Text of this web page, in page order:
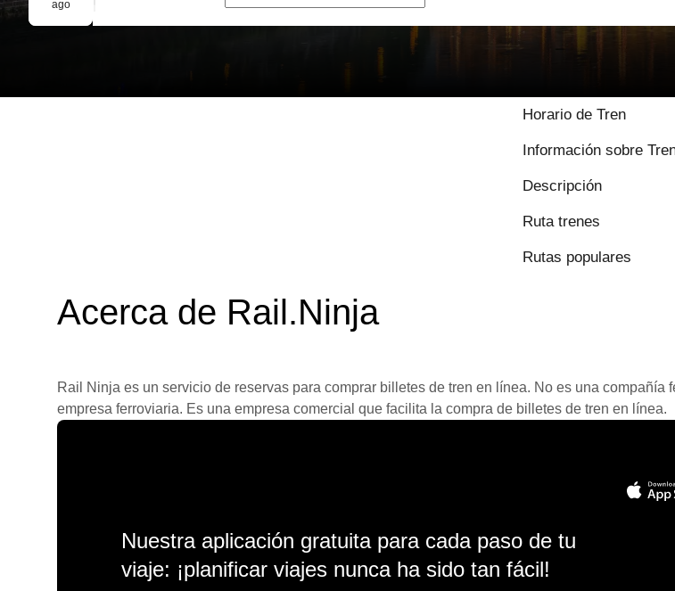
ago
Horario de Tren
Información sobre
Descripción
Ruta trenes
Rutas populares
Acerca de Rail.Ninja
Rail Ninja es un servicio de reservas para comprar billetes de tren en línea. No es una
empresa ferroviaria. Es una empresa comercial que facilita la compra de billetes de tren en línea.
Nuestra aplicación gratuita para cada paso de tu
viaje: ¡planificar viajes nunca ha sido tan fácil!
9 / 10